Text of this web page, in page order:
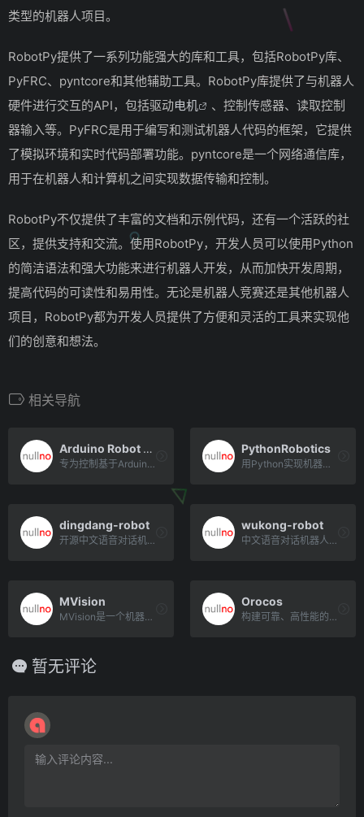
类型的机器人项目。
RobotPy提供了一系列功能强大的库和工具，包括RobotPy库、
PyFRC、pyntcore和其他辅助工具。RobotPy库提供了与机器人
硬件进行交互的API，包括驱动电机
、控制传感器、读取控制
器输入等。PyFRC是用于编写和测试机器人代码的框架，它提供
了模拟环境和实时代码部署功能。pyntcore是一个网络通信库，
用于在机器人和计算机之间实现数据传输和控制。
RobotPy不仅提供了丰富的文档和示例代码，还有一个活跃的社
区，提供支持和交流。使用RobotPy，开发人员可以使用Python
的简洁语法和强大功能来进行机器人开发，从而加快开发周期，
提高代码的可读性和易用性。无论是机器人竞赛还是其他机器人
项目，RobotPy都为开发人员提供了方便和灵活的工具来实现他
们的创意和想法。
相关导航
Arduino Robot Library
专为控制基于Arduino的机器人而设计的软件库
PythonRobotics
用Python实现机器人学的相关算法。包含SLAM算法、导航算法、轨迹规划、机械臂导航、双足算法等。gith[…]
dingdang-robot
开源中文语音对话机器人/智能音箱项目
wukong-robot
中文语音对话机器人/智能音箱项目，支持ChatGPT多轮对话能力，还可能是首个支持脑机交互的开源智能音箱项目
MVision
MVision是一个机器人视觉的资料库，包括移动机器人、VS-SLAM、ORB-SLAM2、深度学习目标检测、[…]
Orocos
构建可靠、高性能的机器人控制系统
暂无评论